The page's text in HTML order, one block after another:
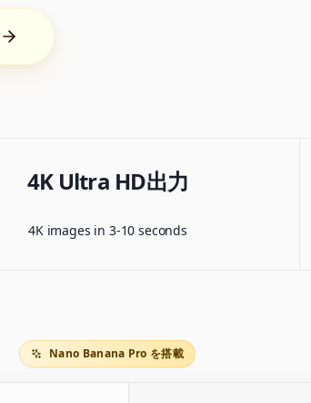
4K Ultra HD出力
4K images in 3-10 seconds
Nano Banana Pro を搭載